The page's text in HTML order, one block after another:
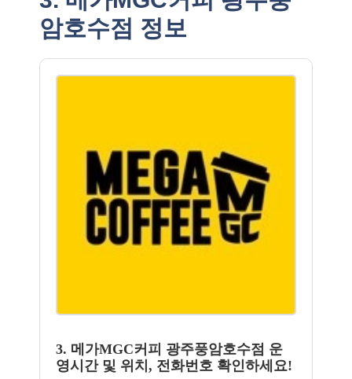
암호수점 정보
3. 메가MGC커피 광주풍암호수점 운
영시간 및 위치, 전화번호 확인하세요!